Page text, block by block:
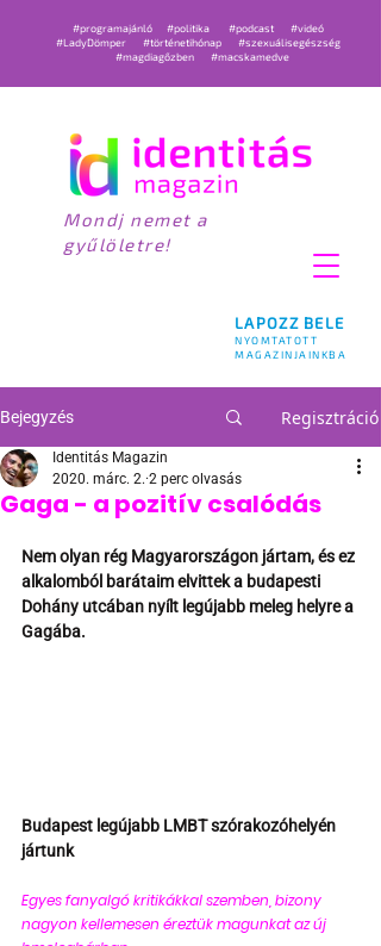
LAPOZZ BELE
NYOMTATOTT
MAGAZINJAINKBA
#programajánló #politika #podcast
#videó
#LadyDömper
#történetihónap
#szexuálisegészség
#magdiagőzben
#macskamedve
Mondj nemet a
gyűlöletre!
Bejegyzés Regisztráció
Gaga - a pozitív csalódás
Identitás Magazin
2020. márc. 2. 2 perc olvasás
Nem olyan rég Magyarországon jártam, és ez
alkalomból barátaim elvittek a budapesti
Dohány utcában nyílt legújabb meleg helyre a
Gagába.
Budapest legújabb LMBT szórakozóhelyén
jártunk
Egyes fanyalgó kritikákkal szemben, bizony
nagyon kellemesen éreztük magunkat az új